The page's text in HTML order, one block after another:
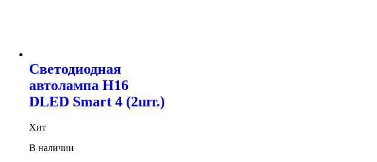
Светодиодная
автолампа H16
DLED Smart 4 (2шт.)
Хит
В наличии